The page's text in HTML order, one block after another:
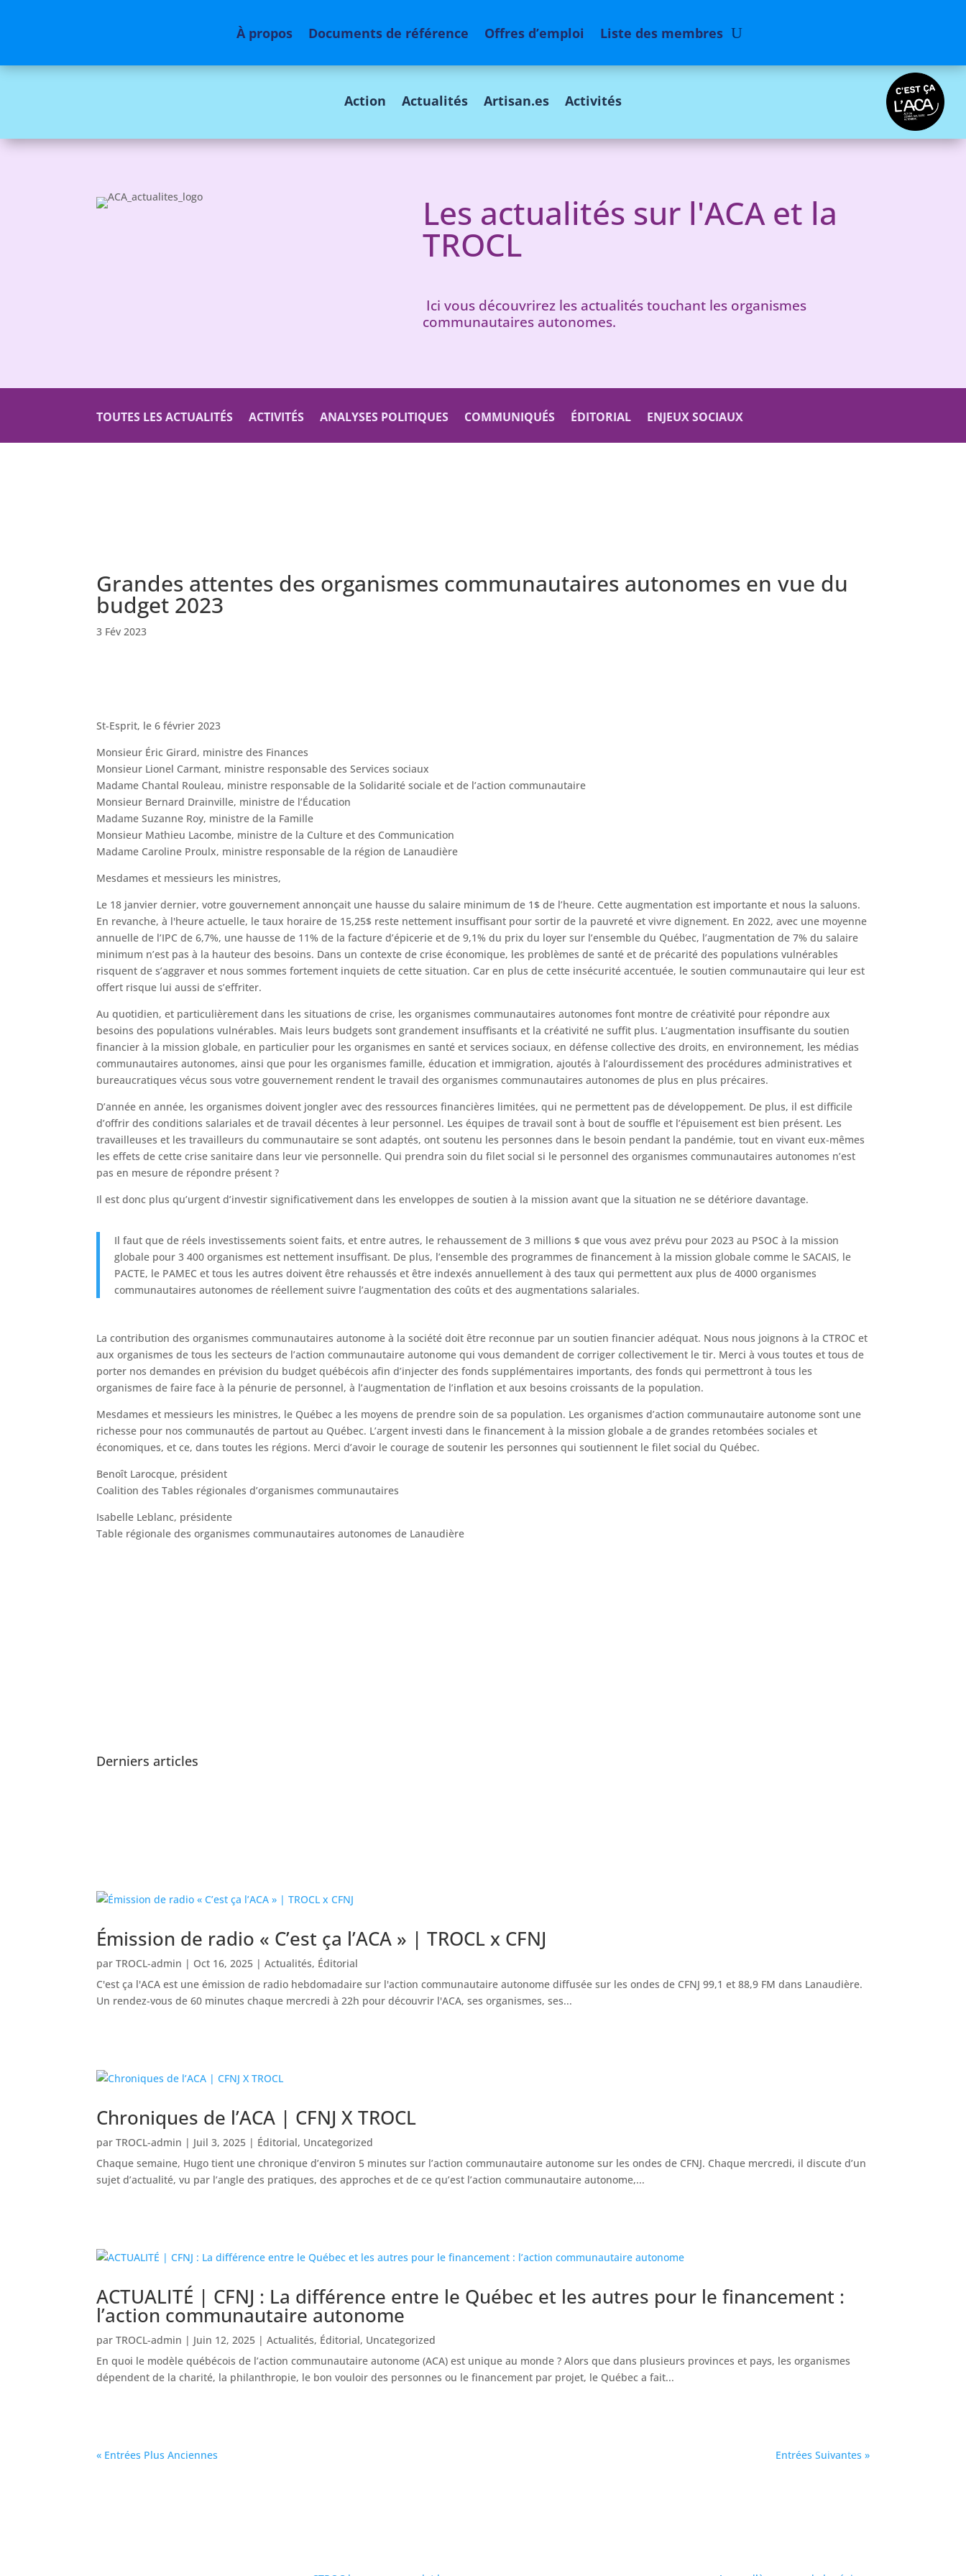
À propos Documents de référence Offres d’emploi Liste des membres
Action Actualités Artisan.es Activités
Les actualités sur l'ACA et la
TROCL
Ici vous découvrirez les actualités touchant les organismes
communautaires autonomes.
TOUTES LES ACTUALITÉS ACTIVITÉS ANALYSES POLITIQUES COMMUNIQUÉS ÉDITORIAL ENJEUX SOCIAUX
Grandes attentes des organismes communautaires autonomes en vue du
budget 2023
3 Fév 2023
St-Esprit, le 6 février 2023
Monsieur Éric Girard, ministre des Finances
Monsieur Lionel Carmant, ministre responsable des Services sociaux
Madame Chantal Rouleau, ministre responsable de la Solidarité sociale et de l’action communautaire
Monsieur Bernard Drainville, ministre de l’Éducation
Madame Suzanne Roy, ministre de la Famille
Monsieur Mathieu Lacombe, ministre de la Culture et des Communication
Madame Caroline Proulx, ministre responsable de la région de Lanaudière
Mesdames et messieurs les ministres,
Le 18 janvier dernier, votre gouvernement annonçait une hausse du salaire minimum de 1$ de l’heure. Cette augmentation est importante et nous la saluons.
En revanche, à l'heure actuelle, le taux horaire de 15,25$ reste nettement insuffisant pour sortir de la pauvreté et vivre dignement. En 2022, avec une moyenne
annuelle de l’IPC de 6,7%, une hausse de 11% de la facture d’épicerie et de 9,1% du prix du loyer sur l’ensemble du Québec, l’augmentation de 7% du salaire
minimum n’est pas à la hauteur des besoins. Dans un contexte de crise économique, les problèmes de santé et de précarité des populations vulnérables
risquent de s’aggraver et nous sommes fortement inquiets de cette situation. Car en plus de cette insécurité accentuée, le soutien communautaire qui leur est
offert risque lui aussi de s’effriter.
Au quotidien, et particulièrement dans les situations de crise, les organismes communautaires autonomes font montre de créativité pour répondre aux
besoins des populations vulnérables. Mais leurs budgets sont grandement insuffisants et la créativité ne suffit plus. L’augmentation insuffisante du soutien
financier à la mission globale, en particulier pour les organismes en santé et services sociaux, en défense collective des droits, en environnement, les médias
communautaires autonomes, ainsi que pour les organismes famille, éducation et immigration, ajoutés à l’alourdissement des procédures administratives et
bureaucratiques vécus sous votre gouvernement rendent le travail des organismes communautaires autonomes de plus en plus précaires.
D’année en année, les organismes doivent jongler avec des ressources financières limitées, qui ne permettent pas de développement. De plus, il est difficile
d’offrir des conditions salariales et de travail décentes à leur personnel. Les équipes de travail sont à bout de souffle et l’épuisement est bien présent. Les
travailleuses et les travailleurs du communautaire se sont adaptés, ont soutenu les personnes dans le besoin pendant la pandémie, tout en vivant eux-mêmes
les effets de cette crise sanitaire dans leur vie personnelle. Qui prendra soin du filet social si le personnel des organismes communautaires autonomes n’est
pas en mesure de répondre présent ?
Il est donc plus qu’urgent d’investir significativement dans les enveloppes de soutien à la mission avant que la situation ne se détériore davantage.
Il faut que de réels investissements soient faits, et entre autres, le rehaussement de 3 millions $ que vous avez prévu pour 2023 au PSOC à la mission
globale pour 3 400 organismes est nettement insuffisant. De plus, l’ensemble des programmes de financement à la mission globale comme le SACAIS, le
PACTE, le PAMEC et tous les autres doivent être rehaussés et être indexés annuellement à des taux qui permettent aux plus de 4000 organismes
communautaires autonomes de réellement suivre l’augmentation des coûts et des augmentations salariales.
La contribution des organismes communautaires autonome à la société doit être reconnue par un soutien financier adéquat. Nous nous joignons à la CTROC et
aux organismes de tous les secteurs de l’action communautaire autonome qui vous demandent de corriger collectivement le tir. Merci à vous toutes et tous de
porter nos demandes en prévision du budget québécois afin d’injecter des fonds supplémentaires importants, des fonds qui permettront à tous les
organismes de faire face à la pénurie de personnel, à l’augmentation de l’inflation et aux besoins croissants de la population.
Mesdames et messieurs les ministres, le Québec a les moyens de prendre soin de sa population. Les organismes d’action communautaire autonome sont une
richesse pour nos communautés de partout au Québec. L’argent investi dans le financement à la mission globale a de grandes retombées sociales et
économiques, et ce, dans toutes les régions. Merci d’avoir le courage de soutenir les personnes qui soutiennent le filet social du Québec.
Benoît Larocque, président
Coalition des Tables régionales d’organismes communautaires
Isabelle Leblanc, présidente
Table régionale des organismes communautaires autonomes de Lanaudière
Derniers articles
Émission de radio « C’est ça l’ACA » | TROCL x CFNJ
parTROCL-admin | Oct 16, 2025 |Actualités, Éditorial
C'est ça l'ACA est une émission de radio hebdomadaire sur l'action communautaire autonome diffusée sur les ondes de CFNJ 99,1 et 88,9 FM dans Lanaudière.
Un rendez-vous de 60 minutes chaque mercredi à 22h pour découvrir l'ACA, ses organismes, ses...
Chroniques de l’ACA | CFNJ X TROCL
parTROCL-admin | Juil 3, 2025 | Éditorial, Uncategorized
Chaque semaine, Hugo tient une chronique d’environ 5 minutes sur l’action communautaire autonome sur les ondes de CFNJ. Chaque mercredi, il discute d’un
sujet d’actualité, vu par l’angle des pratiques, des approches et de ce qu’est l’action communautaire autonome,...
ACTUALITÉ | CFNJ : La différence entre le Québec et les autres pour le financement :
l’action communautaire autonome
parTROCL-admin | Juin 12, 2025 |Actualités, Éditorial, Uncategorized
En quoi le modèle québécois de l’action communautaire autonome (ACA) est unique au monde ? Alors que dans plusieurs provinces et pays, les organismes
dépendent de la charité, la philanthropie, le bon vouloir des personnes ou le financement par projet, le Québec a fait...
« Entrées Plus Anciennes Entrées Suivantes »